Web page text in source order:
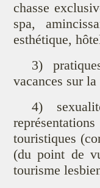
chasse
spa,
esthétique,
3)
vacances sur
4)
touristiques
(du point de
tourisme